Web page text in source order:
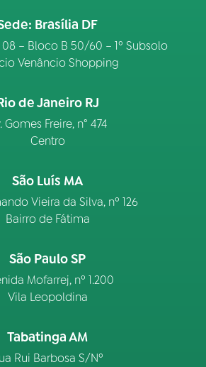
Brasília DF
– Bloco B 50/60 – 1º Subsolo
Venâncio Shopping
de Janeiro RJ
Gomes Freire, n° 474
Centro
São Luís MA
Vieira da Silva, nº 126
Bairro de Fátima
São Paulo SP
Mofarrej, nº 1.200
Vila Leopoldina
Tabatinga AM
Rui Barbosa S/Nº